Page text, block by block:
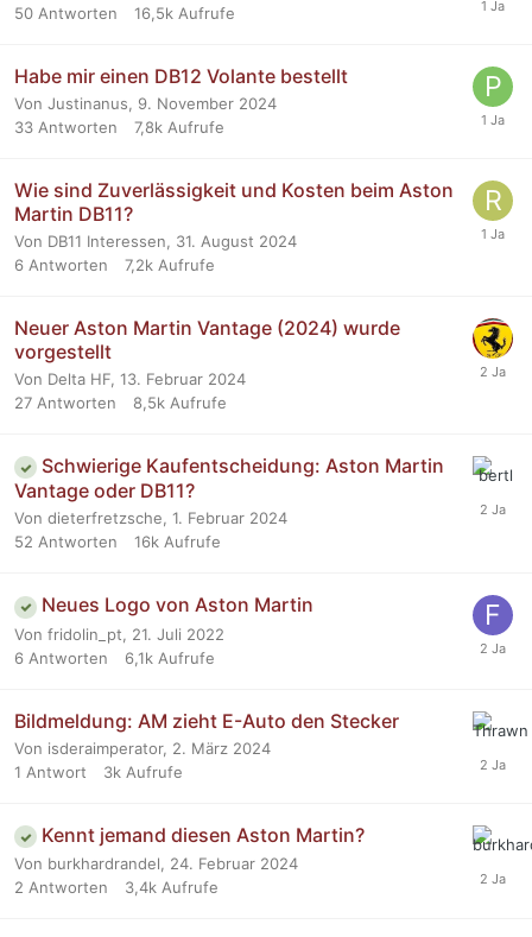
50 Antworten 16,5k Aufrufe
Habe mir einen DB12 Volante bestellt
Von Justinanus, 9. November 2024
33 Antworten 7,8k Aufrufe
Wie sind Zuverlässigkeit und Kosten beim Aston
Martin DB11?
Von DB11 Interessen, 31. August 2024
6 Antworten 7,2k Aufrufe
Neuer Aston Martin Vantage (2024) wurde
vorgestellt
Von Delta HF, 13. Februar 2024
27 Antworten 8,5k Aufrufe
Schwierige Kaufentscheidung: Aston Martin
Vantage oder DB11?
Von dieterfretzsche, 1. Februar 2024
52 Antworten 16k Aufrufe
Neues Logo von Aston Martin
Von fridolin_pt, 21. Juli 2022
6 Antworten 6,1k Aufrufe
Bildmeldung: AM zieht E-Auto den Stecker
Von isderaimperator, 2. März 2024
1 Antwort 3k Aufrufe
Kennt jemand diesen Aston Martin?
Von burkhardrandel, 24. Februar 2024
2 Antworten 3,4k Aufrufe